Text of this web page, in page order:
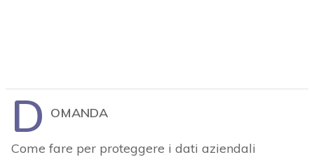
D OMANDA
Come fare per proteggere i dati aziendali